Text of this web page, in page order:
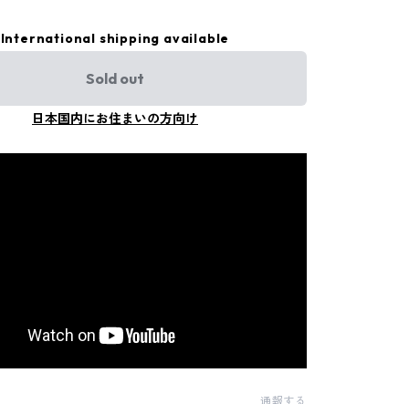
International shipping available
Sold out
日本国内にお住まいの方向け
通報する